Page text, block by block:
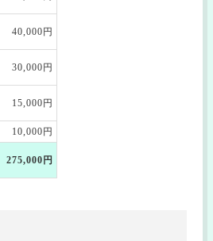
40,000円
30,000円
15,000円
10,000円
275,000円